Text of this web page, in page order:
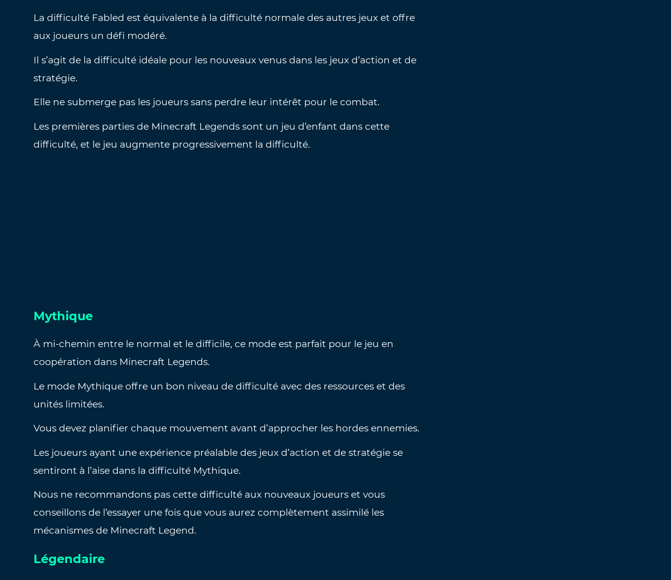
La difficulté Fabled est équivalente à la difficulté normale des autres jeux et offre
aux joueurs un défi modéré.
Il s’agit de la difficulté idéale pour les nouveaux venus dans les jeux d’action et de
stratégie.
Elle ne submerge pas les joueurs sans perdre leur intérêt pour le combat.
Les premières parties de Minecraft Legends sont un jeu d’enfant dans cette
difficulté, et le jeu augmente progressivement la difficulté.
Mythique
À mi-chemin entre le normal et le difficile, ce mode est parfait pour le jeu en
coopération dans Minecraft Legends.
Le mode Mythique offre un bon niveau de difficulté avec des ressources et des
unités limitées.
Vous devez planifier chaque mouvement avant d’approcher les hordes ennemies.
Les joueurs ayant une expérience préalable des jeux d’action et de stratégie se
sentiront à l’aise dans la difficulté Mythique.
Nous ne recommandons pas cette difficulté aux nouveaux joueurs et vous
conseillons de l’essayer une fois que vous aurez complètement assimilé les
mécanismes de Minecraft Legend.
Légendaire